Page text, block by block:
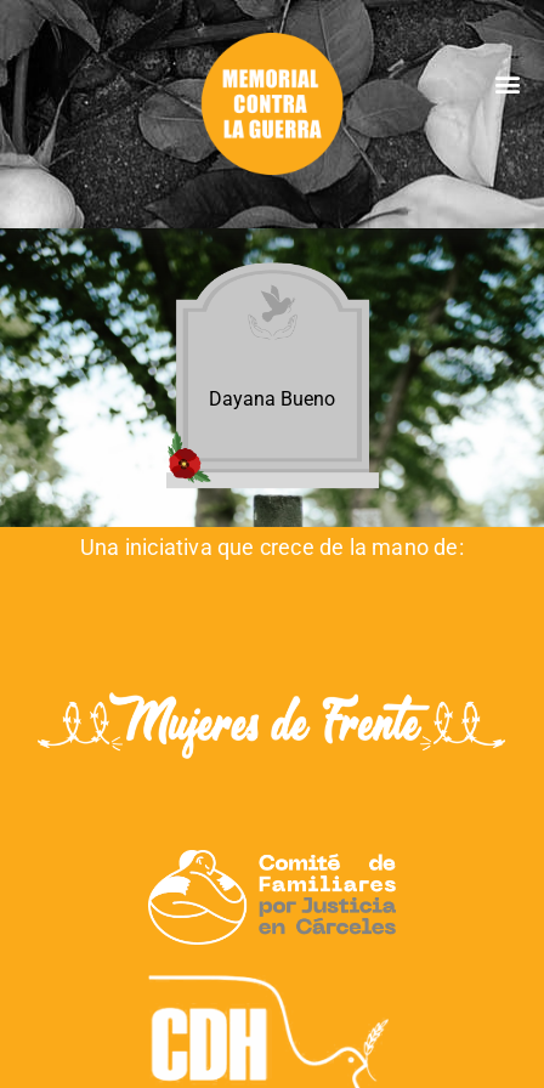
Dayana Bueno
Una iniciativa que crece de la mano de: